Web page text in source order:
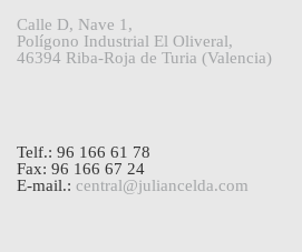
Calle D, Nave 1,
Polígono Industrial El Oliveral,
46394 Riba-Roja de Turia (Valencia)
Telf.: 96 166 61 78
Fax: 96 166 67 24
E-mail.: central@juliancelda.com